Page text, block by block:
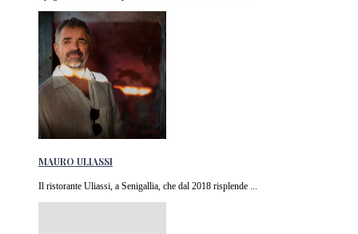
MAURO ULIASSI
Il ristorante Uliassi, a Senigallia, che dal 2018 risplende ...